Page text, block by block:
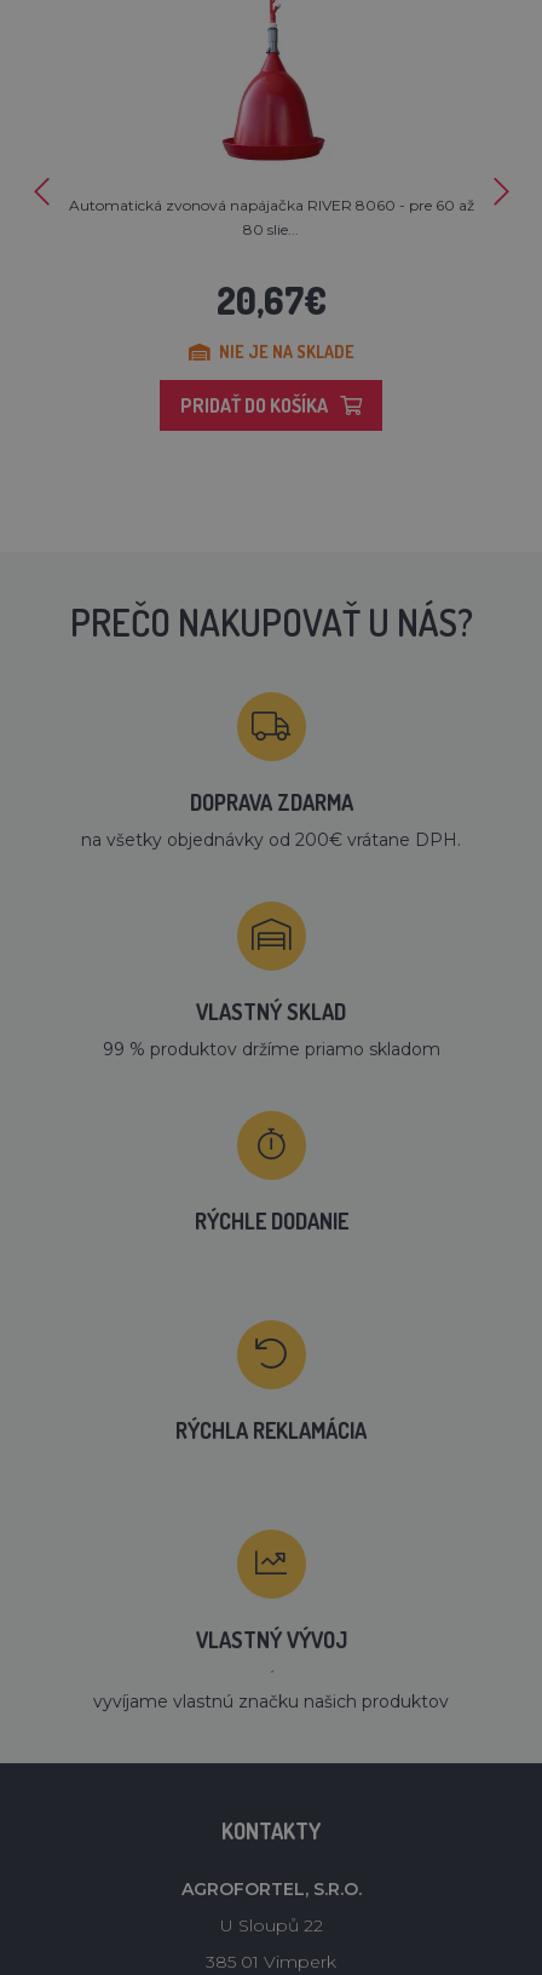
Automatická zvonová napájačka RIVER 8060 - pre 60 až
80 slie...
20,67€
NIE JE NA SKLADE
PRIDAŤ DO KOŠÍKA
PREČO NAKUPOVAŤ U NÁS?
DOPRAVA ZDARMA
na všetky objednávky od 200€ vrátane DPH.
VLASTNÝ SKLAD
99 % produktov držíme priamo skladom
RÝCHLE DODANIE
RÝCHLA REKLAMÁCIA
VLASTNÝ VÝVOJ
´
vyvíjame vlastnú značku našich produktov
KONTAKTY
AGROFORTEL, S.R.O.
U Sloupů 22
385 01 Vimperk